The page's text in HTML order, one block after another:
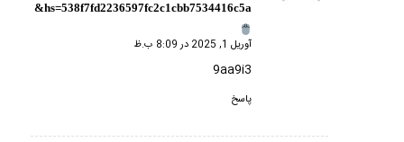
hs=538f7fd2236597fc2c1cbb7534416c5a&
آوریل 1, 2025 در 8:09 ب.ظ
9aa9i3
پاسخ